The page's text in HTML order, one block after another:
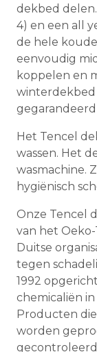
dekbed
4) en een all
de hele
eenvoudig
koppelen en
winterdekbed
Het Tencel
wassen. Het
wasmachine.
hygiënisch
Onze Tencel
van het
Duitse
tegen
1992
chemicaliën
Producten
worden